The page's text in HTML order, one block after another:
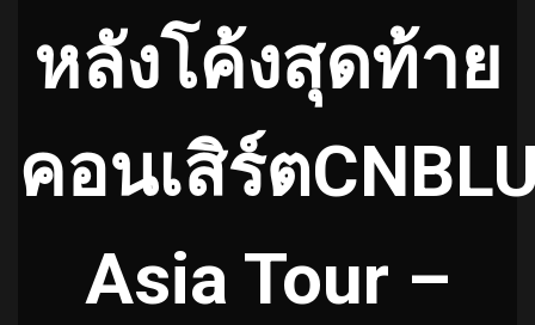
หลังโค้งสุดท้าย
คอนเสิร์ต
Asia Tour –